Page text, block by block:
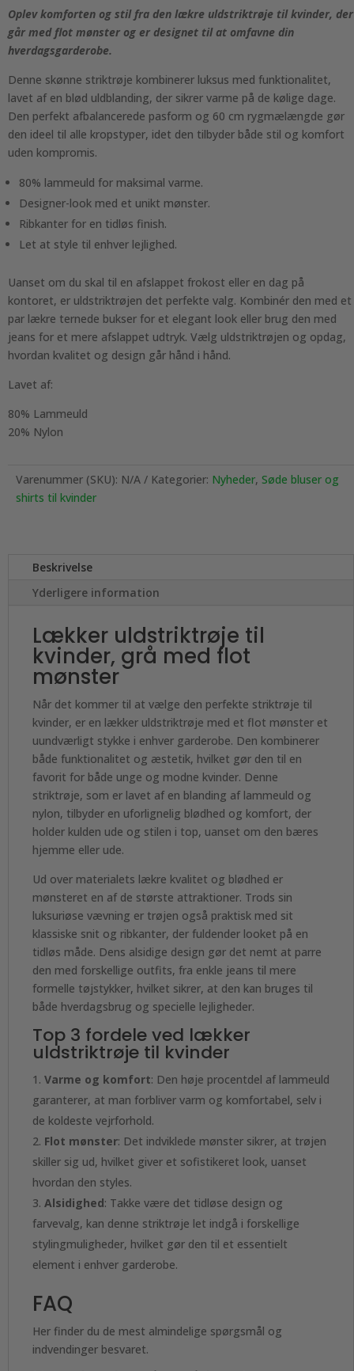
Oplev komforten og stil fra den lækre uldstriktrøje til kvinder, der
går med flot mønster og er designet til at omfavne din
hverdagsgarderobe.
Denne skønne striktrøje kombinerer luksus med funktionalitet,
lavet af en blød uldblanding, der sikrer varme på de kølige dage.
Den perfekt afbalancerede pasform og 60 cm rygmælængde gør
den ideel til alle kropstyper, idet den tilbyder både stil og komfort
uden kompromis.
80% lammeuld for maksimal varme.
Designer-look med et unikt mønster.
Ribkanter for en tidløs finish.
Let at style til enhver lejlighed.
Uanset om du skal til en afslappet frokost eller en dag på
kontoret, er uldstriktrøjen det perfekte valg. Kombinér den med et
par lækre ternede bukser for et elegant look eller brug den med
jeans for et mere afslappet udtryk. Vælg uldstriktrøjen og opdag,
hvordan kvalitet og design går hånd i hånd.
Lavet af:
80% Lammeuld
20% Nylon
Varenummer (SKU): N/A Kategorier: Nyheder, Søde bluser og
shirts til kvinder
Beskrivelse
Yderligere information
Lækker uldstriktrøje til
kvinder, grå med flot
mønster
Når det kommer til at vælge den perfekte striktrøje til
kvinder, er en lækker uldstriktrøje med et flot mønster et
uundværligt stykke i enhver garderobe. Den kombinerer
både funktionalitet og æstetik, hvilket gør den til en
favorit for både unge og modne kvinder. Denne
striktrøje, som er lavet af en blanding af lammeuld og
nylon, tilbyder en uforlignelig blødhed og komfort, der
holder kulden ude og stilen i top, uanset om den bæres
hjemme eller ude.
Ud over materialets lækre kvalitet og blødhed er
mønsteret en af de største attraktioner. Trods sin
luksuriøse vævning er trøjen også praktisk med sit
klassiske snit og ribkanter, der fuldender looket på en
tidløs måde. Dens alsidige design gør det nemt at parre
den med forskellige outfits, fra enkle jeans til mere
formelle tøjstykker, hvilket sikrer, at den kan bruges til
både hverdagsbrug og specielle lejligheder.
Top 3 fordele ved lækker
uldstriktrøje til kvinder
Varme og komfort: Den høje procentdel af lammeuld
garanterer, at man forbliver varm og komfortabel, selv i
de koldeste vejrforhold.
Flot mønster: Det indviklede mønster sikrer, at trøjen
skiller sig ud, hvilket giver et sofistikeret look, uanset
hvordan den styles.
Alsidighed: Takke være det tidløse design og
farvevalg, kan denne striktrøje let indgå i forskellige
stylingmuligheder, hvilket gør den til et essentielt
element i enhver garderobe.
FAQ
Her finder du de mest almindelige spørgsmål og
indvendinger besvaret.